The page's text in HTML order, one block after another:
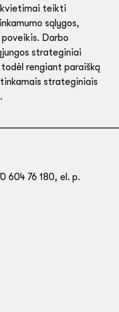
kvietimai teikti
sąlygos,
Darbo
strateginiai
rengiant paraišką
strateginiais
604 76 180, el. p.